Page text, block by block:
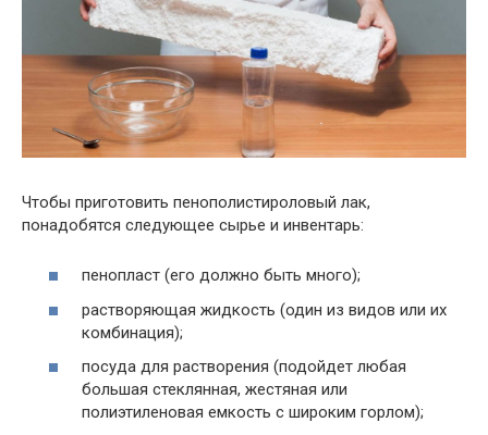
Чтобы приготовить пенополистироловый лак,
понадобятся следующее сырье и инвентарь:
пенопласт (его должно быть много);
растворяющая жидкость (один из видов или их
комбинация);
посуда для растворения (подойдет любая
большая стеклянная, жестяная или
полиэтиленовая емкость с широким горлом);